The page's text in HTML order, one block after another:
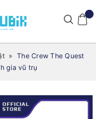
» The Crew The Quest
gia vũ trụ